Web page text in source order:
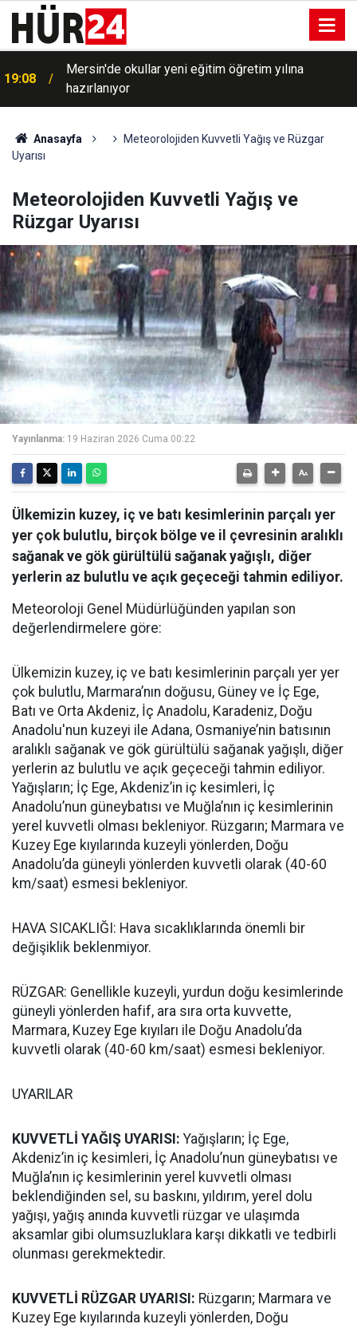
19:08
Mersin'de okullar yeni eğitim öğretim yılına
hazırlanıyor
Anasayfa
Meteorolojiden Kuvvetli Yağış ve Rüzgar
Uyarısı
Meteorolojiden Kuvvetli Yağış ve
Rüzgar Uyarısı
Yayınlanma: 19 Haziran 2026 Cuma 00:22
Ülkemizin kuzey, iç ve batı kesimlerinin parçalı yer
yer çok bulutlu, birçok bölge ve il çevresinin aralıklı
sağanak ve gök gürültülü sağanak yağışlı, diğer
yerlerin az bulutlu ve açık geçeceği tahmin ediliyor.
Meteoroloji Genel Müdürlüğünden yapılan son
değerlendirmelere göre:
Ülkemizin kuzey, iç ve batı kesimlerinin parçalı yer yer
çok bulutlu, Marmara’nın doğusu, Güney ve İç Ege,
Batı ve Orta Akdeniz, İç Anadolu, Karadeniz, Doğu
Anadolu'nun kuzeyi ile Adana, Osmaniye’nin batısının
aralıklı sağanak ve gök gürültülü sağanak yağışlı, diğer
yerlerin az bulutlu ve açık geçeceği tahmin ediliyor.
Yağışların; İç Ege, Akdeniz’in iç kesimleri, İç
Anadolu’nun güneybatısı ve Muğla’nın iç kesimlerinin
yerel kuvvetli olması bekleniyor. Rüzgarın; Marmara ve
Kuzey Ege kıyılarında kuzeyli yönlerden, Doğu
Anadolu’da güneyli yönlerden kuvvetli olarak (40-60
km/saat) esmesi bekleniyor.
HAVA SICAKLIĞI: Hava sıcaklıklarında önemli bir
değişiklik beklenmiyor.
RÜZGAR: Genellikle kuzeyli, yurdun doğu kesimlerinde
güneyli yönlerden hafif, ara sıra orta kuvvette,
Marmara, Kuzey Ege kıyıları ile Doğu Anadolu’da
kuvvetli olarak (40-60 km/saat) esmesi bekleniyor.
UYARILAR
KUVVETLİ YAĞIŞ UYARISI: Yağışların; İç Ege,
Akdeniz’in iç kesimleri, İç Anadolu’nun güneybatısı ve
Muğla’nın iç kesimlerinin yerel kuvvetli olması
beklendiğinden sel, su baskını, yıldırım, yerel dolu
yağışı, yağış anında kuvvetli rüzgar ve ulaşımda
aksamlar gibi olumsuzluklara karşı dikkatli ve tedbirli
olunması gerekmektedir.
KUVVETLİ RÜZGAR UYARISI: Rüzgarın; Marmara ve
Kuzey Ege kıyılarında kuzeyli yönlerden, Doğu